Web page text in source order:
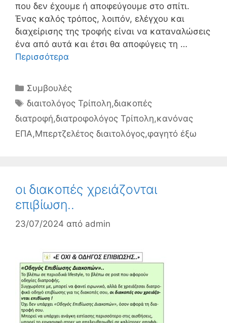
που δεν έχουμε ή αποφεύγουμε στο σπίτι.
Ένας καλός τρόπος, λοιπόν, ελέγχου και
διαχείρισης της τροφής είναι να καταναλώσεις
ένα από αυτά και έτσι θα αποφύγεις τη …
Περισσότερα
Κατηγορίες
Συμβουλές
Ετικέτες
διαιτολόγος Τρίπολη,διακοπές
διατροφή,διατροφολόγος Τρίπολη,κανόνας
ΕΠΑ,Μπερτζελέτος διαιτολόγος,φαγητό έξω
οι διακοπές χρειάζονται
επιβίωση..
23/07/2024 από admin